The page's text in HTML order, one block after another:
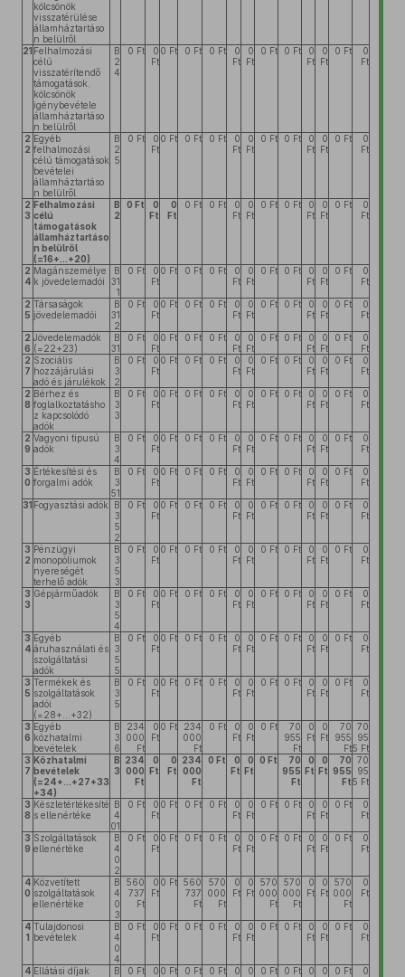
kölcsönök
visszatérülése
államháztartáso
n belülről
21 Felhalmozási
célú
visszatérítendő
támogatások,
kölcsönök
igénybevétele
államháztartáso
n belülről
B
2
4
0 Ft
0
Ft
0 Ft 0 Ft 0 Ft
0
Ft
0
Ft
0 Ft 0 Ft
0
Ft
0
Ft
0 Ft
0
Ft
2
2
Egyéb
felhalmozási
célú támogatások
bevételei
államháztartáso
n belülről
B
2
5
0 Ft
0
Ft
0 Ft 0 Ft 0 Ft
0
Ft
0
Ft
0 Ft 0 Ft
0
Ft
0
Ft
0 Ft
0
Ft
2
3
Felhalmozási
célú
támogatások
államháztartáso
n belülről
(=16+...+20)
B
2
0 Ft
0
Ft
0
Ft
0 Ft 0 Ft
0
Ft
0
Ft
0 Ft 0 Ft
0
Ft
0
Ft
0 Ft
0
Ft
2
4
Magánszemélye
k jövedelemadói
B
31
1
0 Ft
0
Ft
0 Ft 0 Ft 0 Ft
0
Ft
0
Ft
0 Ft 0 Ft
0
Ft
0
Ft
0 Ft
0
Ft
2
5
Társaságok
jövedelemadói
B
31
2
0 Ft
0
Ft
0 Ft 0 Ft 0 Ft
0
Ft
0
Ft
0 Ft 0 Ft
0
Ft
0
Ft
0 Ft
0
Ft
2
6
Jövedelemadók
(=22+23)
B
31
0 Ft
0
Ft
0 Ft 0 Ft 0 Ft
0
Ft
0
Ft
0 Ft 0 Ft
0
Ft
0
Ft
0 Ft
0
Ft
2
7
Szociális
hozzájárulási
adó és járulékok
B
3
2
0 Ft
0
Ft
0 Ft 0 Ft 0 Ft
0
Ft
0
Ft
0 Ft 0 Ft
0
Ft
0
Ft
0 Ft
0
Ft
2
8
Bérhez és
foglalkoztatásho
z kapcsolódó
adók
B
3
3
0 Ft
0
Ft
0 Ft 0 Ft 0 Ft
0
Ft
0
Ft
0 Ft 0 Ft
0
Ft
0
Ft
0 Ft
0
Ft
2
9
Vagyoni tipusú
adók
B
3
4
0 Ft
0
Ft
0 Ft 0 Ft 0 Ft
0
Ft
0
Ft
0 Ft 0 Ft
0
Ft
0
Ft
0 Ft
0
Ft
3
0
Értékesítési és
forgalmi adók
B
3
51
0 Ft
0
Ft
0 Ft 0 Ft 0 Ft
0
Ft
0
Ft
0 Ft 0 Ft
0
Ft
0
Ft
0 Ft
0
Ft
31 Fogyasztási adók
B
3
5
2
0 Ft
0
Ft
0 Ft 0 Ft 0 Ft
0
Ft
0
Ft
0 Ft 0 Ft
0
Ft
0
Ft
0 Ft
0
Ft
3
2
Pénzügyi
monopóliumok
nyereségét
terhelő adók
B
3
5
3
0 Ft
0
Ft
0 Ft 0 Ft 0 Ft
0
Ft
0
Ft
0 Ft 0 Ft
0
Ft
0
Ft
0 Ft
0
Ft
3
3
Gépjárműadók
B
3
5
4
0 Ft
0
Ft
0 Ft 0 Ft 0 Ft
0
Ft
0
Ft
0 Ft 0 Ft
0
Ft
0
Ft
0 Ft
0
Ft
3
4
Egyéb
áruhasználati és
szolgáltatási
adók
B
3
5
5
0 Ft
0
Ft
0 Ft 0 Ft 0 Ft
0
Ft
0
Ft
0 Ft 0 Ft
0
Ft
0
Ft
0 Ft
0
Ft
3
5
Termékek és
szolgáltatások
adói
(=28+...+32)
B
3
5
0 Ft
0
Ft
0 Ft 0 Ft 0 Ft
0
Ft
0
Ft
0 Ft 0 Ft
0
Ft
0
Ft
0 Ft
0
Ft
3
6
Egyéb
közhatalmi
bevételek
B
3
6
234
000
Ft
0
Ft
0 Ft
234
000
Ft
0 Ft
0
Ft
0
Ft
0 Ft
70
955
Ft
0
Ft
0
Ft
70
955
Ft
70
95
5 Ft
3
7
Közhatalmi
bevételek
(=24+...+27+33
+34)
B
3
234
000
Ft
0
Ft
0
Ft
234
000
Ft
0 Ft
0
Ft
0
Ft
0 Ft
70
955
Ft
0
Ft
0
Ft
70
955
Ft
70
95
5 Ft
3
8
Készletértékesíté
s ellenértéke
B
4
01
0 Ft
0
Ft
0 Ft 0 Ft 0 Ft
0
Ft
0
Ft
0 Ft 0 Ft
0
Ft
0
Ft
0 Ft
0
Ft
3
9
Szolgáltatások
ellenértéke
B
4
0
2
0 Ft
0
Ft
0 Ft 0 Ft 0 Ft
0
Ft
0
Ft
0 Ft 0 Ft
0
Ft
0
Ft
0 Ft
0
Ft
4
0
Közvetített
szolgáltatások
ellenértéke
B
4
0
3
560
737
Ft
0
Ft
0 Ft 560
737
Ft
570
000
Ft
0
Ft
0
Ft
570
000
Ft
570
000
Ft
0
Ft
0
Ft
570
000
Ft
0
Ft
4
1
Tulajdonosi
bevételek
B
4
0
4
0 Ft
0
Ft
0 Ft 0 Ft 0 Ft
0
Ft
0
Ft
0 Ft 0 Ft
0
Ft
0
Ft
0 Ft
0
Ft
4 Ellátási díjak
B
0 Ft
0 0 Ft 0 Ft 0 Ft
0
0
0 Ft 0 Ft
0
0
0 Ft
0